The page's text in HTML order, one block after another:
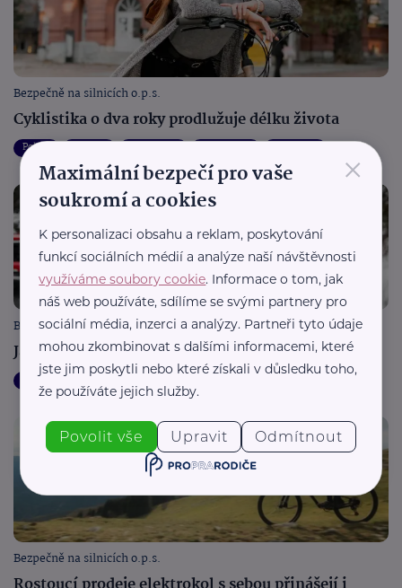
Bezpečně na silnicích o.p.s.
Cyklistika o dva roky prodlužuje délku života
Pohyb
Bezpečně na silnicích o.p.s.
Jak připravit auto na zimu?
Bezpečnost Cestování
Bezpečně na silnicích o.p.s.
×
Maximální bezpečí pro vaše
soukromí a cookies
K personalizaci obsahu a reklam, poskytování
funkcí sociálních médií a analýze naší návštěvnosti
využíváme soubory cookie. Informace o tom, jak
náš web používáte, sdílíme se svými partnery pro
sociální média, inzerci a analýzy. Partneři tyto údaje
mohou zkombinovat s dalšími informacemi, které
jste jim poskytli nebo které získali v důsledku toho,
že používáte jejich služby.
Povolit vše Upravit Odmítnout